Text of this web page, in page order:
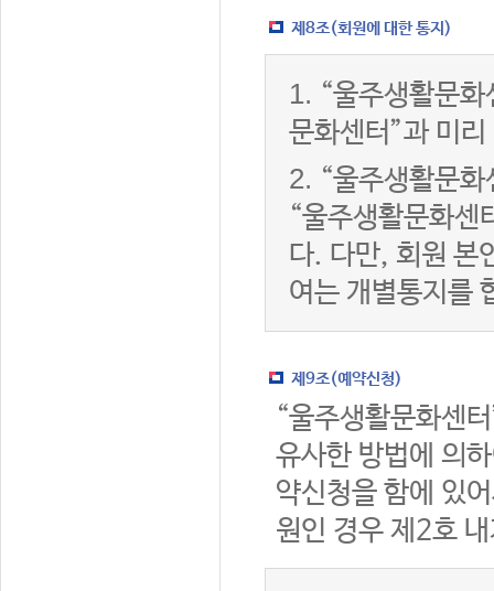
제8조(회원에 대한 통지)
1. “울주생활문
문화센터”과 미
2. “울주생활문
“울주생활문화센
다. 다만, 회원 본
여는 개별통지를
제9조(예약신청)
“울주생활문화센
유사한 방법에 의
약신청을 함에 있
원인 경우 제2호